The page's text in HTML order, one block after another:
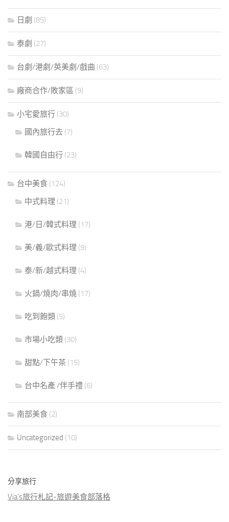
日劇 (85)
泰劇 (27)
台劇/港劇/英美劇/戲曲 (63)
廠商合作/敗家區 (9)
小宅愛旅行 (30)
國內旅行去 (7)
韓國自由行 (23)
台中美食 (124)
中式料理 (21)
港/日/韓式料理 (17)
美/義/歐式料理 (9)
泰/新/越式料理 (4)
火鍋/燒肉/串燒 (17)
吃到飽類 (5)
市場小吃類 (30)
甜點/下午茶 (15)
台中名產 /伴手禮 (6)
南部美食 (2)
Uncategorized (10)
分享旅行
Via's旅行札記-旅遊美食部落格